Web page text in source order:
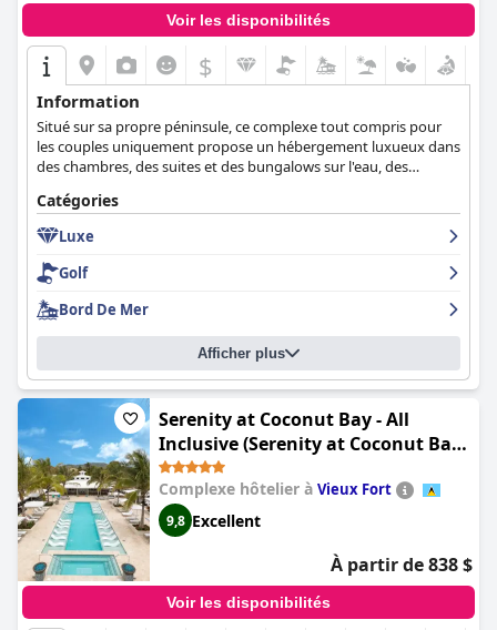
Voir les disponibilités
$
Information
Situé sur sa propre péninsule, ce complexe tout compris pour
les couples uniquement propose un hébergement luxueux dans
des chambres, des suites et des bungalows sur l'eau, des
environnement des plus relaxants pour des vacances
inoubliables.
Catégories
Luxe
Golf
Bord De Mer
Afficher plus
Serenity at Coconut Bay - All
Inclusive (Serenity at Coconut Bay
All Inclusive - Couples Only)
Complexe hôtelier à Vieux Fort
9,8 Excellent
À partir de 838 $
Voir les disponibilités